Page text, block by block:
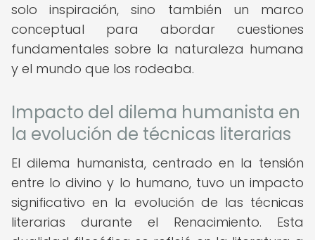
solo inspiración, sino también un marco
conceptual para abordar cuestiones
fundamentales sobre la naturaleza humana
y el mundo que los rodeaba.
Impacto del dilema humanista en
la evolución de técnicas literarias
El dilema humanista, centrado en la tensión
entre lo divino y lo humano, tuvo un impacto
significativo en la evolución de las técnicas
literarias durante el Renacimiento. Esta